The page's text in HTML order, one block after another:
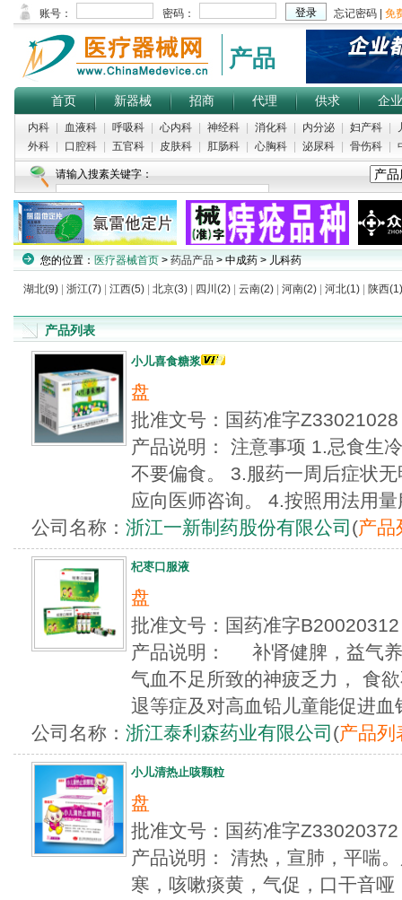
产品
首页 新器械 招商 代理 供求 企业
内科 血液科 呼吸科 心内科 神经科 消化科 内分泌 妇产科
外科
口腔科 五官科 皮肤科 肛肠科 心胸科 泌尿科 骨伤科
请输入搜素关键字：
您的位置： 医疗器械首页 > 药品产品 > 中成药 > 儿科药
湖北(9) 浙江(7) 江西(5) 北京(3) 四川(2) 云南(2) 河南(2) 河北(1) 陕西(1)
产品列表
小儿喜食糖浆
盘
批准文号：国药准字
产品说明： 注意事项 1.忌食生
不要偏食。 3.服药一周后症状
应向医师咨询。 4.按照用法用
公司名称： 浙江一新制药股份有限公司 (产品
杞枣口服液
盘
批准文号：国药准字
产品说明： 补肾健脾，益气
气血不足所致的神疲乏力， 食
退等症及对高血铅儿童能促进血
公司名称： 浙江泰利森药业有限公司 (产品列
小儿清热止咳颗粒
盘
批准文号：国药准字
产品说明： 清热，宣肺，平喘
寒，咳嗽痰黄，气促，口干音哑